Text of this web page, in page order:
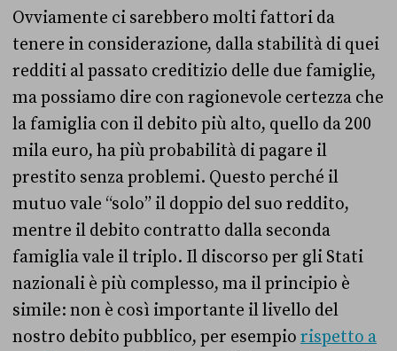
Ovviamente ci sarebbero molti fattori da
tenere in considerazione, dalla stabilità di quei
redditi al passato creditizio delle due famiglie,
ma possiamo dire con ragionevole certezza che
la famiglia con il debito più alto, quello da 200
mila euro, ha più probabilità di pagare il
prestito senza problemi. Questo perché il
mutuo vale “solo” il doppio del suo reddito,
mentre il debito contratto dalla seconda
famiglia vale il triplo. Il discorso per gli Stati
nazionali è più complesso, ma il principio è
simile: non è così importante il livello del
nostro debito pubblico, per esempio rispetto a